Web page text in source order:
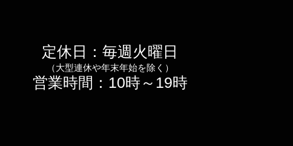
​定休日：毎週火曜日
（大型連休や年末年始を除く ）
​営業時間：10時～19時